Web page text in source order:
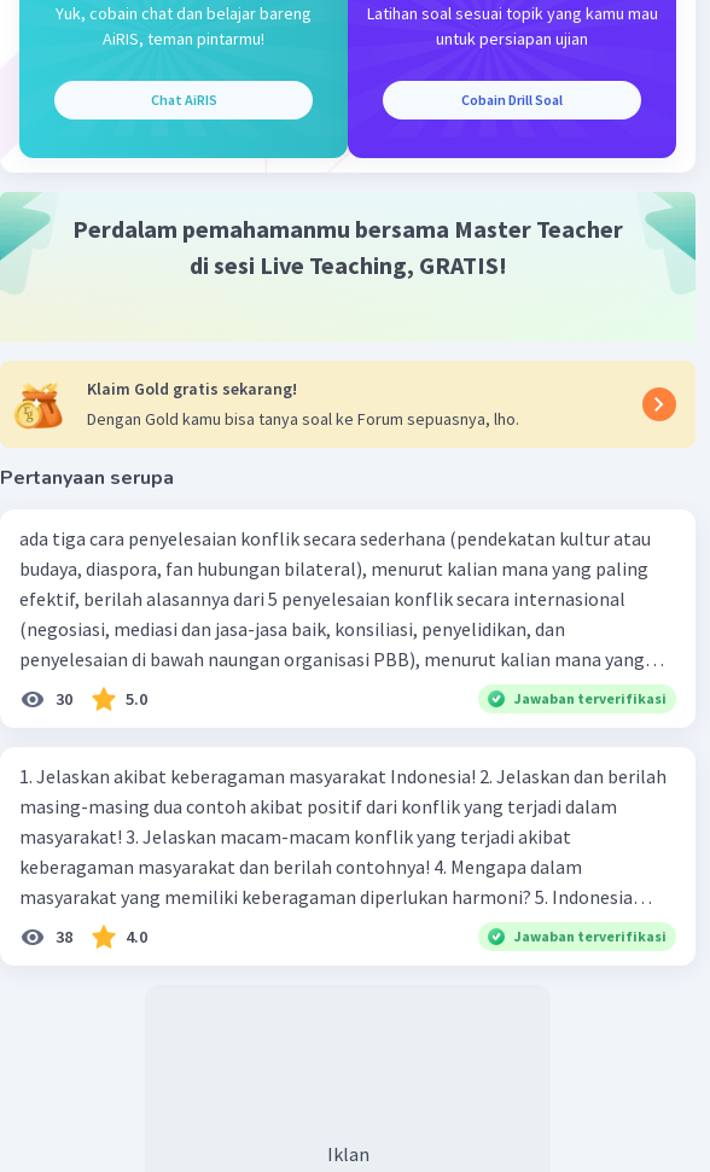
Yuk, cobain chat dan belajar bareng
AiRIS, teman pintarmu!
Chat AiRIS
Latihan soal sesuai topik yang kamu mau
untuk persiapan ujian
Cobain Drill Soal
Perdalam pemahamanmu bersama Master Teacher
di sesi Live Teaching, GRATIS!
Klaim Gold gratis sekarang!
Dengan Gold kamu bisa tanya soal ke Forum sepuasnya, lho.
Pertanyaan serupa
ada tiga cara penyelesaian konflik secara sederhana (pendekatan kultur atau
budaya, diaspora, fan hubungan bilateral), menurut kalian mana yang paling
efektif, berilah alasannya dari 5 penyelesaian konflik secara internasional
(negosiasi, mediasi dan jasa-jasa baik, konsiliasi, penyelidikan, dan
penyelesaian di bawah naungan organisasi PBB), menurut kalian mana yang
paling efektif, berilah alasannya
30 5.0 Jawaban terverifikasi
1. Jelaskan akibat keberagaman masyarakat Indonesia! 2. Jelaskan dan berilah
masing-masing dua contoh akibat positif dari konflik yang terjadi dalam
masyarakat! 3. Jelaskan macam-macam konflik yang terjadi akibat
keberagaman masyarakat dan berilah contohnya! 4. Mengapa dalam
masyarakat yang memiliki keberagaman diperlukan harmoni? 5. Indonesia
merupakan negara yang kaya akan keberagaman baik dilihat dari agama, suku,
ras, bahasa, dan budaya. Berdasarkan pernyataan tersebut, apa yang dapat
38 4.0 Jawaban terverifikasi
Iklan